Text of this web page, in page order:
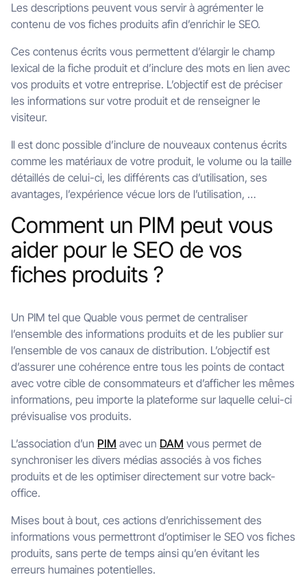
Les descriptions peuvent vous servir à agrémenter le
contenu de vos fiches produits afin d’enrichir le SEO.
Ces contenus écrits vous permettent d’élargir le champ
lexical de la fiche produit et d’inclure des mots en lien avec
vos produits et votre entreprise. L’objectif est de préciser
les informations sur votre produit et de renseigner le
visiteur.
Il est donc possible d’inclure de nouveaux contenus écrits
comme les matériaux de votre produit, le volume ou la taille
détaillés de celui-ci, les différents cas d’utilisation, ses
avantages, l’expérience vécue lors de l’utilisation, …
Comment un PIM peut vous
aider pour le SEO de vos
fiches produits ?
Un PIM tel que Quable vous permet de centraliser
l’ensemble des informations produits et de les publier sur
l’ensemble de vos canaux de distribution. L’objectif est
d’assurer une cohérence entre tous les points de contact
avec votre cible de consommateurs et d’afficher les mêmes
informations, peu importe la plateforme sur laquelle celui-ci
prévisualise vos produits.
L’association d’un PIM avec un DAM vous permet de
synchroniser les divers médias associés à vos fiches
produits et de les optimiser directement sur votre back-
office.
Mises bout à bout, ces actions d’enrichissement des
informations vous permettront d’optimiser le SEO vos fiches
produits, sans perte de temps ainsi qu’en évitant les
erreurs humaines potentielles.